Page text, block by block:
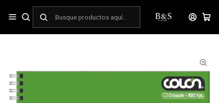
Cuaderno Universitario Colon liso Croquis 100 hojas (Tapa
Simple)